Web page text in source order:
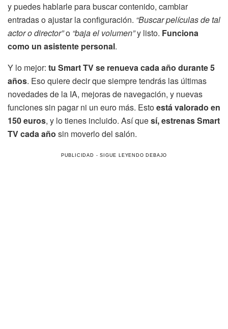
y puedes hablarle para buscar contenido, cambiar
entradas o ajustar la configuración. “Buscar películas de tal
actor o director”o “baja el volumen”y listo. Funciona
como un asistente personal.
Y lo mejor: tu Smart TV se renueva cada año durante 5
años. Eso quiere decir que siempre tendrás las últimas
novedades de la IA, mejoras de navegación, y nuevas
funciones sin pagar ni un euro más. Estoestá valorado en
150 euros, y lo tienes incluido. Así quesí, estrenas Smart
TV cada año sin moverlo del salón.